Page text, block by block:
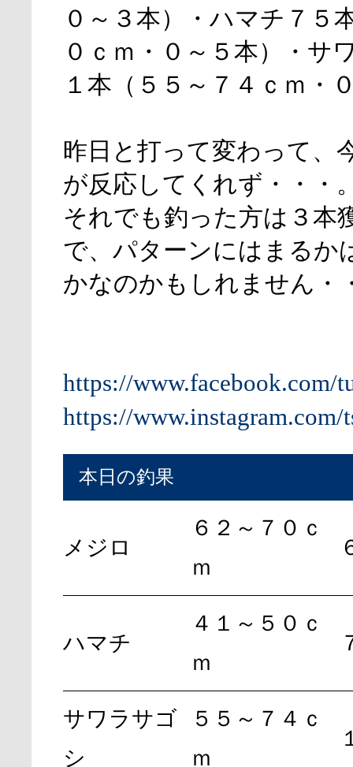
０～３本）・ハマチ７５
０ｃｍ・０～５本）・サ
１本（５５～７４ｃｍ・
昨日と打って変わって、
が反応してくれず・・・
それでも釣った方は３本
で、パターンにはまるか
かなのかもしれません・
https://www.facebook.com/
https://www.instagram.com/
本日の釣果
メジロ
６２～７０ｃ
ｍ
ハマチ
４１～５０ｃ
ｍ
サワラサゴ
シ
５５～７４ｃ
ｍ